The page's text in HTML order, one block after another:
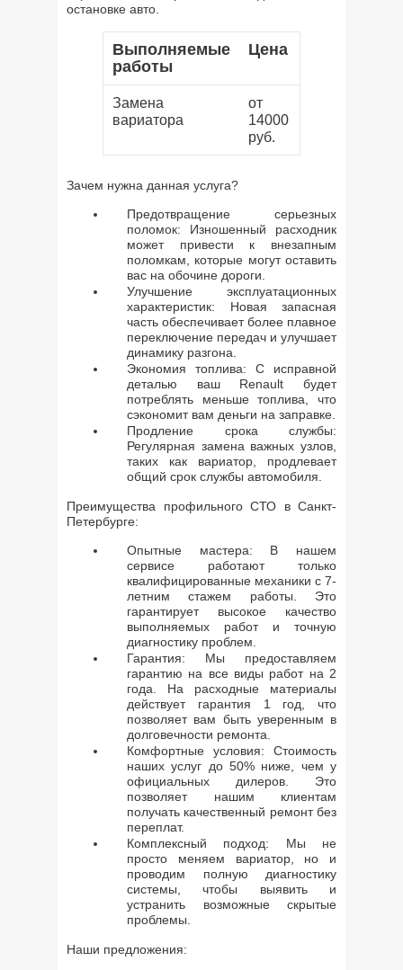
остановке авто.
Выполняемые
работы
Цена
Замена
вариатора
от
14000
руб.
Зачем нужна данная услуга?
Предотвращение серьезных
поломок: Изношенный расходник
может привести к внезапным
поломкам, которые могут оставить
вас на обочине дороги.
Улучшение эксплуатационных
характеристик: Новая запасная
часть обеспечивает более плавное
переключение передач и улучшает
динамику разгона.
Экономия топлива: С исправной
деталью ваш Renault будет
потреблять меньше топлива, что
сэкономит вам деньги на заправке.
Продление срока службы:
Регулярная замена важных узлов,
таких как вариатор, продлевает
общий срок службы автомобиля.
Преимущества профильного СТО в Санкт-
Петербурге:
Опытные мастера: В нашем
сервисе работают только
квалифицированные механики с 7-
летним стажем работы. Это
гарантирует высокое качество
выполняемых работ и точную
диагностику проблем.
Гарантия: Мы предоставляем
гарантию на все виды работ на 2
года. На расходные материалы
действует гарантия 1 год, что
позволяет вам быть уверенным в
долговечности ремонта.
Комфортные условия: Стоимость
наших услуг до 50% ниже, чем у
официальных дилеров. Это
позволяет нашим клиентам
получать качественный ремонт без
переплат.
Комплексный подход: Мы не
просто меняем вариатор, но и
проводим полную диагностику
системы, чтобы выявить и
устранить возможные скрытые
проблемы.
Наши предложения: